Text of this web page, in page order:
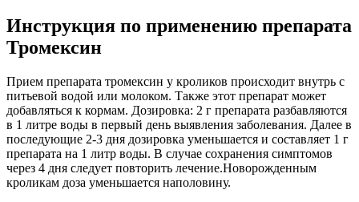
Инструкция по применению препарата
Тромексин
Прием препарата тромексин у кроликов происходит внутрь с
питьевой водой или молоком. Также этот препарат может
добавляться к кормам. Дозировка: 2 г препарата разбавляются
в 1 литре воды в первый день выявления заболевания. Далее в
последующие 2-3 дня дозировка уменьшается и составляет 1 г
препарата на 1 литр воды. В случае сохранения симптомов
через 4 дня следует повторить лечение.Новорожденным
кроликам доза уменьшается наполовину.